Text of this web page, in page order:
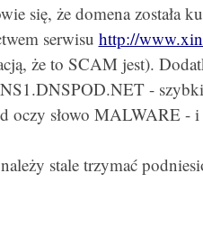
się, że domena została
serwisu http://
że to SCAM jest).
-
oczy słowo MALWARE -
stale trzymać